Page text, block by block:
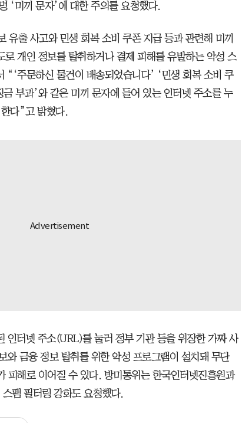
‘미끼 문자’에 대한 주의를 요청했다.
유출 사고와 민생 회복 소비 쿠폰 지급 등과 관련해 미끼
개인 정보를 탈취하거나 결제 피해를 유발하는 악성 스
“‘주문하신 물건이 배송되었습니다’ ‘민생 회복 소비 쿠
부과’와 같은 미끼 문자에 들어 있는 인터넷 주소를 누
다”고 밝혔다.
인터넷 주소(URL)를 눌러 정부 기관 등을 위장한 가짜 사
와 금융 정보 탈취를 위한 악성 프로그램이 설치돼 무단
피해로 이어질 수 있다. 방미통위는 한국인터넷진흥원과
팸 필터링 강화도 요청했다.